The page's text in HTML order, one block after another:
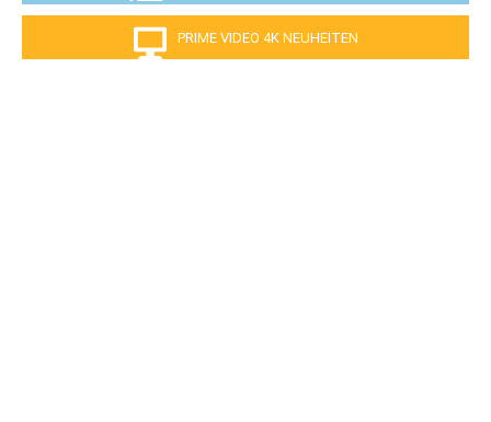
PRIME VIDEO 4K NEUHEITEN